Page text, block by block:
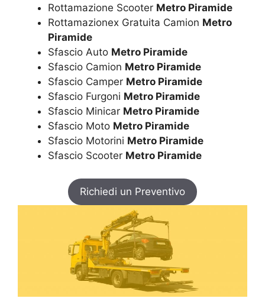
Rottamazione Scooter Metro Piramide
Rottamazionex Gratuita Camion Metro
Piramide
Sfascio Auto Metro Piramide
Sfascio Camion Metro Piramide
Sfascio Camper Metro Piramide
Sfascio Furgoni Metro Piramide
Sfascio Minicar Metro Piramide
Sfascio Moto Metro Piramide
Sfascio Motorini Metro Piramide
Sfascio Scooter Metro Piramide
Richiedi un Preventivo